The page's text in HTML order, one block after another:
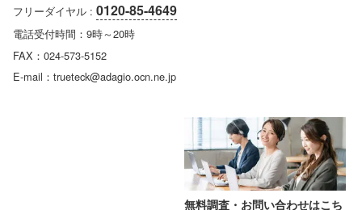
フリーダイヤル : 0120-85-4649
電話受付時間：9時～20時
FAX：024-573-5152
E-mail：trueteck@adagio.ocn.ne.jp
無料調査・お問い合わせはこち